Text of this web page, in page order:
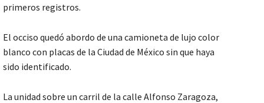
primeros registros.
El occiso quedó abordo de una camioneta de lujo color
blanco con placas de la Ciudad de México sin que haya
sido identificado.
La unidad sobre un carril de la calle Alfonso Zaragoza,